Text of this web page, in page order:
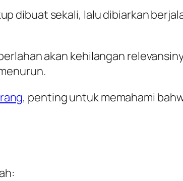
dibuat sekali, lalu dibiarkan
akan kehilangan
, penting untuk memahami